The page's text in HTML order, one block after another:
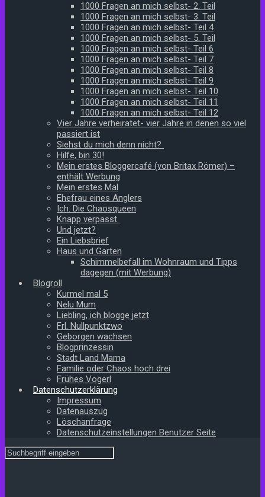
1000 Fragen an mich selbst- 2. Teil
1000 Fragen an mich selbst- 3. Teil
1000 Fragen an mich selbst- Teil 4
1000 Fragen an mich selbst- 5. Teil
1000 Fragen an mich selbst- Teil 6
1000 Fragen an mich selbst- Teil 7
1000 Fragen an mich selbst- Teil 8
1000 Fragen an mich selbst- Teil 9
1000 Fragen an mich selbst- Teil 10
1000 Fragen an mich selbst- Teil 11
1000 Fragen an mich selbst- Teil 12
Vier Jahre verheiratet- vier Jahre in denen so viel
passiert ist
Siehst du mich denn nicht?
Hilfe, bin 30!
Mein erstes Bloggercafé (von Britax Römer) –
enthält Werbung
Mein erstes Mal
Ehefrau eines Anglers
Ich: Die Chaosqueen
Knapp verpasst
Und jetzt?
Ein Liebsbrief
Haus und Garten
Schimmelbefall im Wohnraum und Tipps
dagegen (mit Werbung)
Blogroll
Kurmel mal 5
Nelu Mum
Liebling, ich blogge jetzt
Frl. Nullpunktzwo
Geborgen wachsen
Blogprinzessin
Stadt Land Mama
Familie oder Chaos hoch drei
Frühes Vogerl
Datenschutzerklärung
Impressum
Datenauszug
Löschanfrage
Datenschutzeinstellungen Benutzer Seite